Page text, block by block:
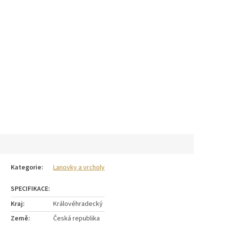
Kategorie: Lanovky a vrcholy
Kraj:
Královéhradecký
Země: Česká republika